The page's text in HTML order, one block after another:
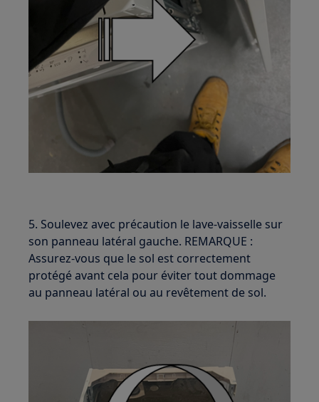
5. Soulevez avec précaution le lave-vaisselle sur
son panneau latéral gauche. REMARQUE :
Assurez-vous que le sol est correctement
protégé avant cela pour éviter tout dommage
au panneau latéral ou au revêtement de sol.